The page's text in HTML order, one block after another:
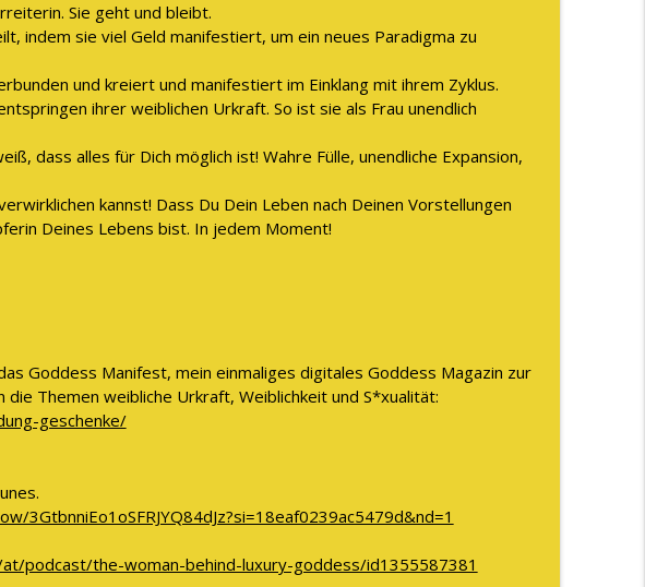
Sie geht und bleibt.
indem sie viel Geld manifestiert, um ein neues Paradigma zu
und kreiert und manifestiert im Einklang mit ihrem Zyklus.
ihrer weiblichen Urkraft. So ist sie als Frau unendlich
dass alles für Dich möglich ist! Wahre Fülle, unendliche Expansion,
kannst! Dass Du Dein Leben nach Deinen Vorstellungen
Deines Lebens bist. In jedem Moment!
Goddess Manifest, mein einmaliges digitales Goddess Magazin zur
die Themen weibliche Urkraft, Weiblichkeit und S*xualität:
geschenke/
3GtbnniEo1oSFRJYQ84dJz?si=18eaf0239ac5479d&nd=1
podcast/the-woman-behind-luxury-goddess/id1355587381